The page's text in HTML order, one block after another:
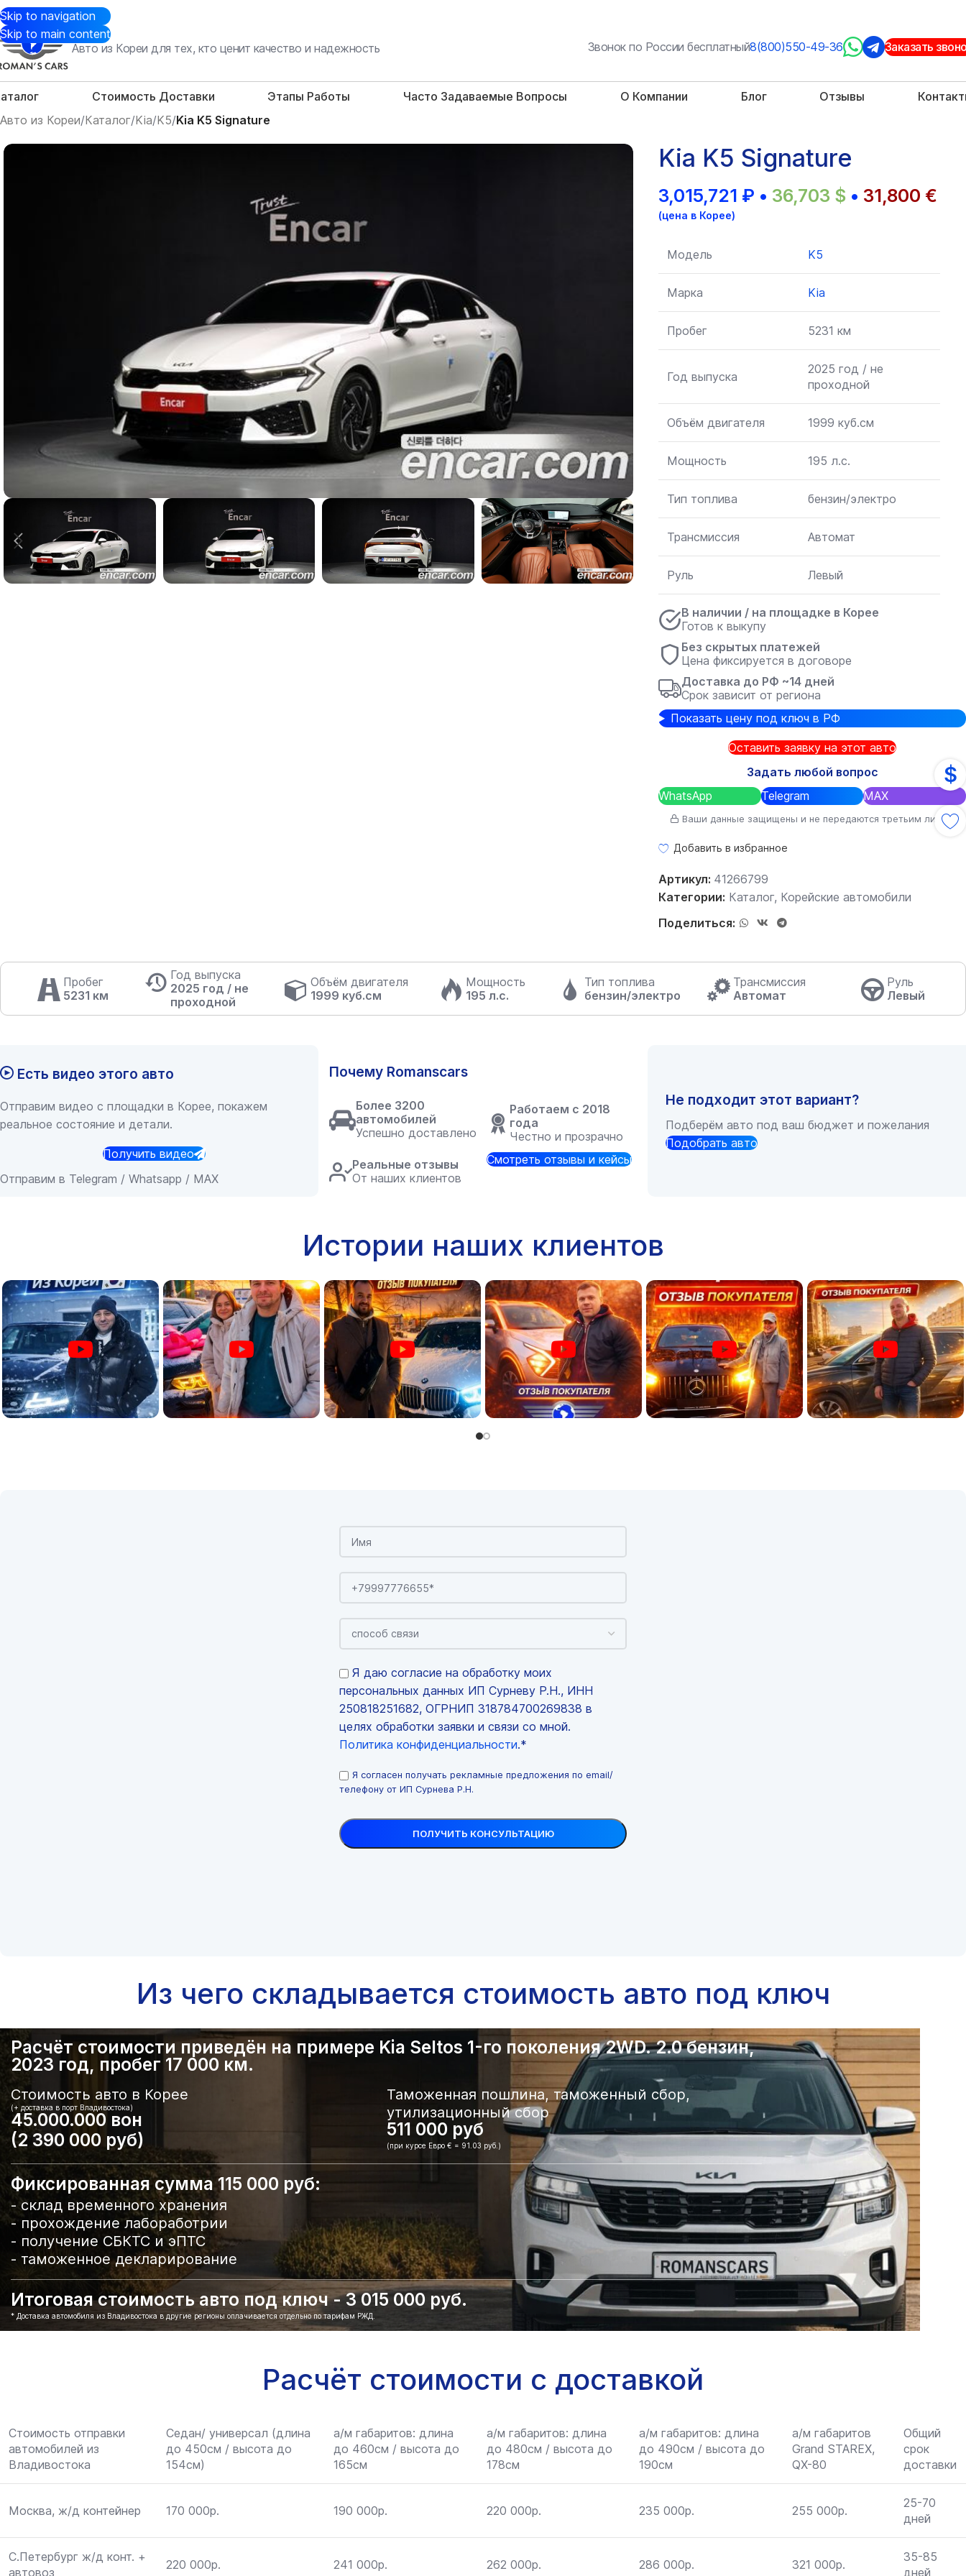
Skip to navigation
Skip to main content
Авто из Кореи для тех, кто ценит качество и надежность
Звонок по России бесплатный8(800)550-49-36 Заказать
Стоимость Доставки Этапы Работы Часто Задаваемые Вопросы О Компании Блог Отзывы
Авто из Кореи/Каталог/Kia/K5/Kia K5 Signature
Kia K5 Signature
3,015,721 ₽ • 36,703 $ • 31,800 €
(цена в Корее)
Модель K5
Марка Kia
Пробег 5231 км
Год выпуска
2025 год / не
проходной
Объём двигателя 1999 куб.см
Мощность 195 л.с.
Тип топлива бензин/электро
Трансмиссия Автомат
Руль Левый
В наличии / на площадке в Корее
Готов к выкупу
Без скрытых платежей
Цена фиксируется в договоре
Доставка до РФ ~14 дней
Срок зависит от региона
Показать цену под ключ в РФ
Оставить заявку на этот авто
Задать любой вопрос
WhatsApp
Telegram MAX
Ваши данные защищены и не передаются третьим лицам
Добавить в избранное
Артикул: 41266799
Категории: Каталог, Корейские автомобили
Поделиться:
Пробег
5231 км
Год выпуска
2025 год / не
проходной
Объём двигателя
1999 куб.см
Мощность
195 л.с.
Тип топлива
бензин/электро
Трансмиссия
Автомат
Руль
Левый
Есть видео этого авто
Отправим видео с площадки в Корее, покажем
реальное состояние и детали.
Получить видео
Отправим в Telegram / Whatsapp / MAX
Почему Romanscars
Более 3200
автомобилей
Успешно доставлено
Работаем с 2018
года
Честно и прозрачно
Реальные отзывы
От наших клиентов
Смотреть отзывы и кейсы
Не подходит этот вариант?
Подберём авто под ваш бюджет и пожелания
Подобрать авто
Истории наших клиентов
Я даю согласие на обработку моих
персональных данных ИП Сурневу Р.Н., ИНН
250818251682, ОГРНИП 318784700269838 в
целях обработки заявки и связи со мной.
Политика конфиденциальности.*
Я согласен получать рекламные предложения по email/
телефону от ИП Сурнева Р.Н.
Из чего складывается стоимость авто под ключ
Расчёт стоимости приведён на примере Kia Seltos 1-го поколения 2WD. 2.0 бензин,
2023 год, пробег 17 000 км.
Стоимость авто в Корее
(+ доставка в порт Владивостока)
45.000.000 вон
(2 390 000 руб)
Таможенная пошлина, таможенный сбор,
утилизационный сбор
511 000 руб
(при курсе Евро € = 91.03 руб.)
Фиксированная сумма 115 000 руб:
- склад временного хранения
- прохождение лабоработрии
- получение СБКТС и эПТС
- таможенное декларирование
Итоговая стоимость авто под ключ - 3 015 000 руб.
* Доставка автомобиля из Владивостока в другие регионы оплачивается отдельно по тарифам РЖД.
Расчёт стоимости с доставкой
Стоимость отправки
автомобилей из
Владивостока
Седан/ универсал (длина
до 450см / высота до
154см)
а/м габаритов: длина
до 460см / высота до
165см
а/м габаритов: длина
до 480см / высота до
178см
а/м габаритов: длина
до 490см / высота до
190см
а/м габаритов
Grand STAREX,
QX-80
Общий
срок
доставки
Москва, ж/д контейнер 170 000р. 190 000р. 220 000р. 235 000р. 255 000р.
25-70
дней
С.Петербург ж/д конт. +
автовоз
220 000р. 241 000р. 262 000р. 286 000р. 321 000р.
35-85
дней
$